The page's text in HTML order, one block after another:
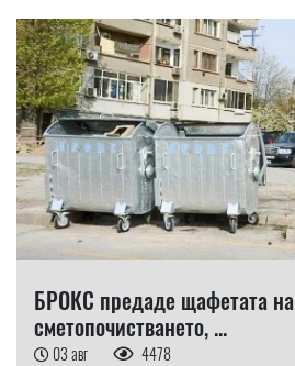
БРОКС предаде щафетата на
сметопочистването, ...
03 авг 4478